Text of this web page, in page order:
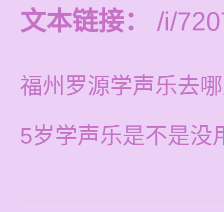
文本链接：
/i/
福州罗源学声乐去
5岁学声乐是不是没